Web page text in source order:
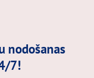
nodošanas
7!